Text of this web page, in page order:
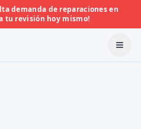
demanda de reparaciones en
tu revisión hoy mismo!